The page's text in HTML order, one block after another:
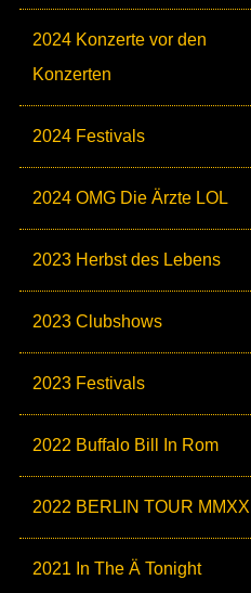
2024 Konzerte vor den
Konzerten
2024 Festivals
2024 OMG Die Ärzte LOL
2023 Herbst des Lebens
2023 Clubshows
2023 Festivals
2022 Buffalo Bill In Rom
2022 BERLIN TOUR MMXXII
2021 In The Ä Tonight